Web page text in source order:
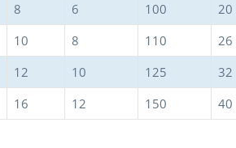
8 6 100 20
10 8 110 26
12 10 125 32
16 12 150 40